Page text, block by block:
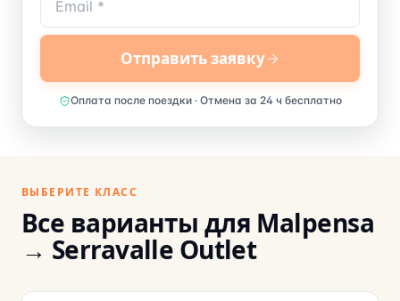
Отправить заявку
Оплата после поездки · Отмена за 24 ч бесплатно
ВЫБЕРИТЕ КЛАСС
Все варианты для Malpensa
→ Serravalle Outlet